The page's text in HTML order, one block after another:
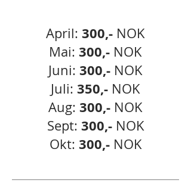
April: 300,- NOK
Mai: 300,- NOK
Juni: 300,- NOK
Juli: 350,- NOK
Aug: 300,- NOK
Sept: 300,-NOK
Okt: 300,-NOK